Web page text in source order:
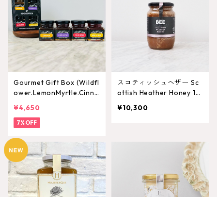
Gourmet Gift Box (Wildfl
ower.LemonMyrtle.Cinna
4
¥4,650
7%OFF
スコティッシュヘザー Sc
ottish Heather Honey 1K
¥10,300